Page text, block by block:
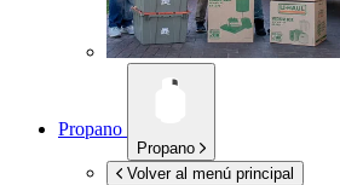
Propano
Propano
Volver al menú principal